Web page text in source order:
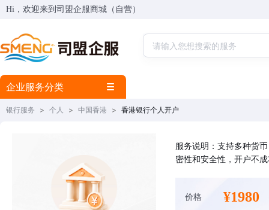
Hi，欢迎来到司盟企服商城（自营）
企业服务分类
银行服务 > 个人 > 中国香港 > 香港银行个人开户
服务说明：支持多种货
密性和安全性，开户不
价格 ¥1980